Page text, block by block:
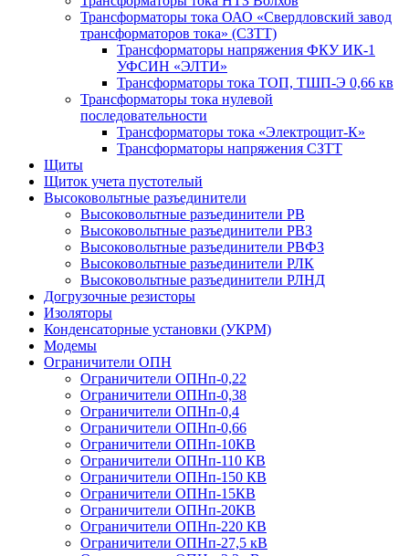
Трансформаторы тока ОАО «Свердловский завод
трансформаторов тока» (СЗТТ)
Трансформаторы напряжения ФКУ ИК-1
УФСИН «ЭЛТИ»
Трансформаторы тока ТОП, ТШП-Э 0,66 кв
Трансформаторы тока нулевой
последовательности
Трансформаторы тока «Электрощит-К»
Трансформаторы напряжения СЗТТ
Щиты
Щиток учета пустотелый
Высоковольтные разъединители
Высоковольтные разъединители РВ
Высоковольтные разъединители РВЗ
Высоковольтные разъединители РВФЗ
Высоковольтные разъединители РЛК
Высоковольтные разъединители РЛНД
Догрузочные резисторы
Изоляторы
Конденсаторные установки (УКРМ)
Модемы
Ограничители ОПН
Ограничители ОПНп-0,22
Ограничители ОПНп-0,38
Ограничители ОПНп-0,4
Ограничители ОПНп-0,66
Ограничители ОПНп-10КВ
Ограничители ОПНп-110 КВ
Ограничители ОПНп-150 КВ
Ограничители ОПНп-15КВ
Ограничители ОПНп-20КВ
Ограничители ОПНп-220 КВ
Ограничители ОПНп-27,5 кВ